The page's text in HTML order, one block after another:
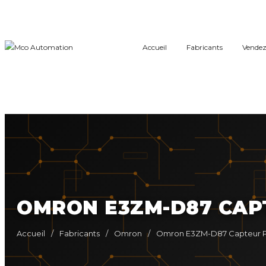
Accueil Fabricants
OMRON E3ZM-D87
Accueil / Fabricants / Omron / Omron E3ZM-D87 Capteur